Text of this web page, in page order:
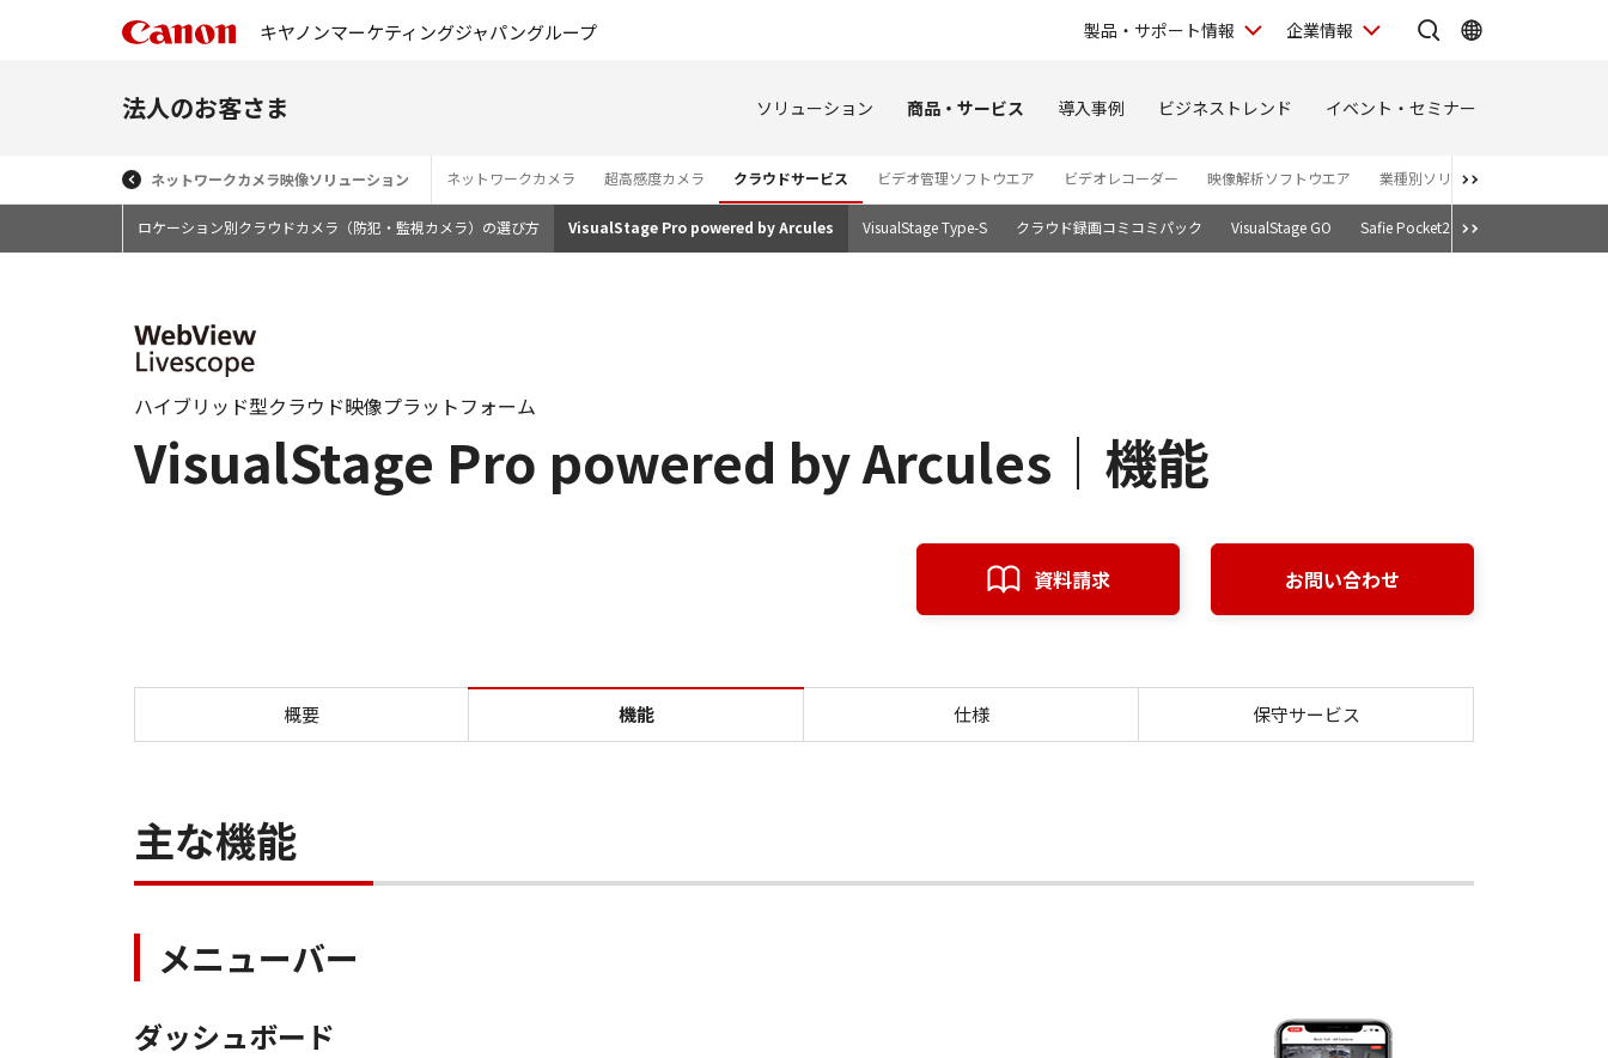
キヤノンマーケティングジャパングループ 製品・サポート情報 企業情報
法人のお客さま ソリューション 商品・サービス 導入事例 ビジネストレンド イベント・セミナー
ネットワークカメラ映像ソリューション ネットワークカメラ 超高感度カメラ クラウドサービス ビデオ管理ソフトウエア ビデオレコーダー 映像解析ソフトウエア 業種別ソリューションサイト
ロケーション別クラウドカメラ（防犯・監視カメラ）の選び方 VisualStage Pro powered by Arcules VisualStage Type-S クラウド録画コミコミパック VisualStage GO Safie Pocket2 シリーズ
VisualStage Pro powered by Arcules｜機能
ハイブリッド型クラウド映像プラットフォーム
資料請求 お問い合わせ
機能 ハイブリッド型クラウド映像プラットフォーム VisualStage Pro powered by
概要 機能 仕様 保守サービス
主な機能
メニューバー
ダッシュボード